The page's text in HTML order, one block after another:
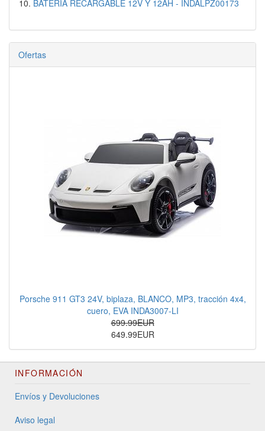
BATERÍA RECARGABLE 12V Y 12AH - INDALPZ00173
Ofertas
Porsche 911 GT3 24V, biplaza, BLANCO, MP3, tracción 4x4,
cuero, EVA INDA3007-LI
699.99EUR
649.99EUR
INFORMACIÓN
Envíos y Devoluciones
Aviso legal